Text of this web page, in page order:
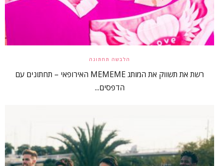
הלבשה תחתונה
רשת את תשווק את המותג MEMEME האירופאי – תחתונים עם
הדפסים...